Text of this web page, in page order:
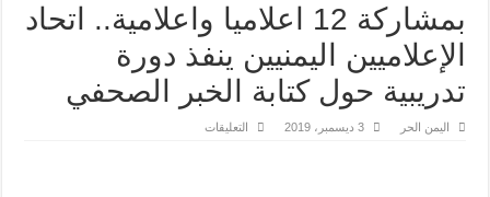
بمشاركة 12 اعلاميا واعلامية.. اتحاد
الإعلاميين اليمنيين ينفذ دورة
تدريبية حول كتابة الخبر الصحفي
اليمن الحر 3 ديسمبر، 2019 التعليقات